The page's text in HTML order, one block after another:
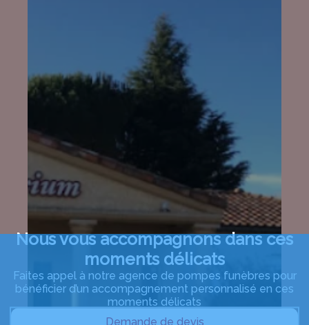
Nous vous accompagnons dans ces
moments délicats
Faites appel à notre agence de pompes funèbres pour
bénéficier d’un accompagnement personnalisé en ces
moments délicats
Demande de devis